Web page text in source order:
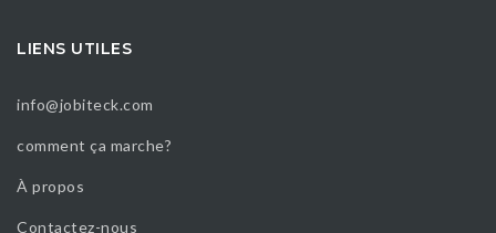
LIENS UTILES
info@jobiteck.com
comment ça marche?
À propos
Contactez-nous